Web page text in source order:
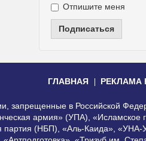
Отпишите меня
Подписаться
ГЛАВНАЯ РЕКЛАМА
запрещенные в Российской
армия» (УПА),
(НБП), «Аль-Каида»,